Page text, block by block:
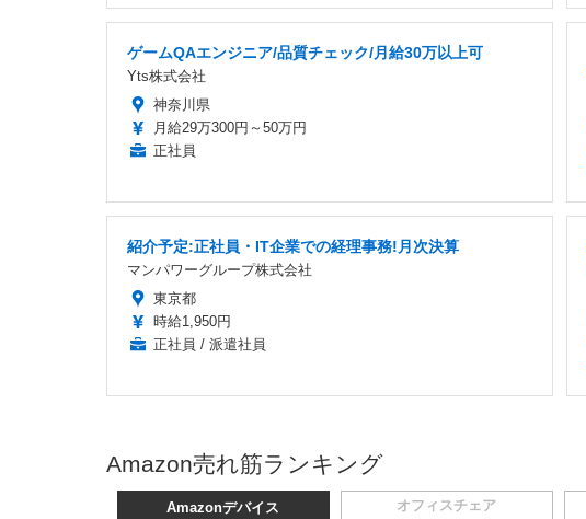
ゲームQAエンジニア/品質チェック/月給30万以上可
Yts株式会社
神奈川県
月給29万300円～50万円
正社員
紹介予定:正社員・IT企業での経理事務!月次決算
マンパワーグループ株式会社
東京都
時給1,950円
正社員 / 派遣社員
Amazon売れ筋ランキング
Amazonデバイス オフィスチェア